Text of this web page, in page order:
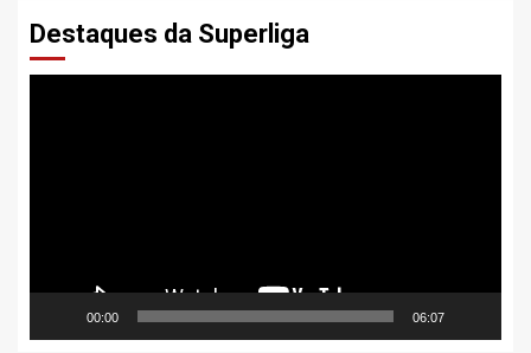
Destaques da Superliga
00:00 06:07